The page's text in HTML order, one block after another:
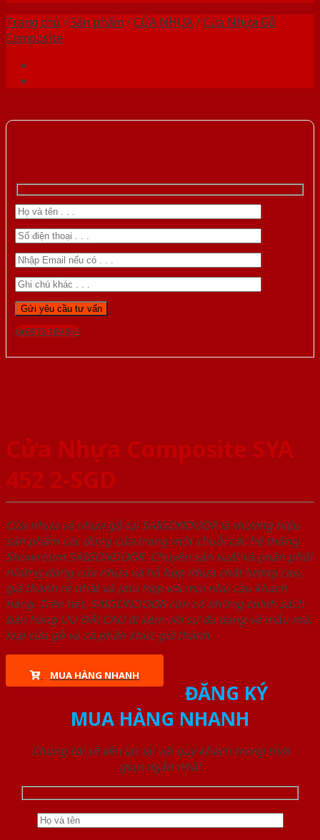
Trang chủ /Sản phẩm /CỬA NHỰA/Cửa Nhựa Gỗ
Composite
Gọi 0976.169.864
Cửa Nhựa Composite SYA
452 2-SGD
Cửa nhựa và nhựa gỗ tại SAIGONDOOR là thương hiệu
sản phẩm các dòng cửa trong một chuỗi các hệ thống
Showroom SAIGONDOOR. Chuyên sản xuất và phân phối
những dòng cửa nhựa và hỗ hợp nhựa chất lượng cao,
giá thành rẻ nhất và phù hợp với mọi nhu cầu khách
hàng. Trên hết, SAIGONDOOR còn có những chính sách
bán hàng ƯU ĐÃI CAO đi kèm với sự đa dạng về mẫu mã,
loại cửa gỗ và cả phân khúc giá thành.
MUA HÀNG NHANH
ĐĂNG KÝ
MUA HÀNG NHANH
Chúng tôi sẽ liên lạc lại với quý khách trong thời
gian ngắn nhất